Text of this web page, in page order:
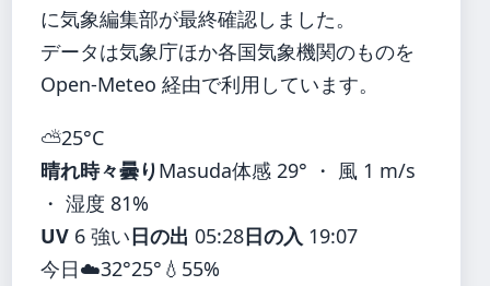
に気象編集部が最終確認しました。
データは気象庁ほか各国気象機関のものを
Open-Meteo 経由で利用しています。
⛅25°C
晴れ時々曇りMasuda体感 29° ・ 風 1 m/s
・ 湿度 81%
UV 6 強い日の出 05:28日の入 19:07
今日☁️32°25° 💧55%